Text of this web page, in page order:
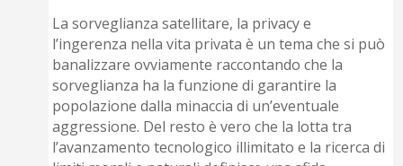
La sorveglianza satellitare, la privacy e
l’ingerenza nella vita privata è un tema che si può
banalizzare ovviamente raccontando che la
sorveglianza ha la funzione di garantire la
popolazione dalla minaccia di un’eventuale
aggressione. Del resto è vero che la lotta tra
l’avanzamento tecnologico illimitato e la ricerca di